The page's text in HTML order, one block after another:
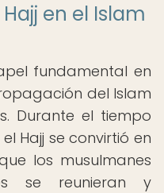
en el Islam
fundamental en
del Islam
Durante el tiempo
Hajj se convirtió en
los musulmanes
se reunieran y